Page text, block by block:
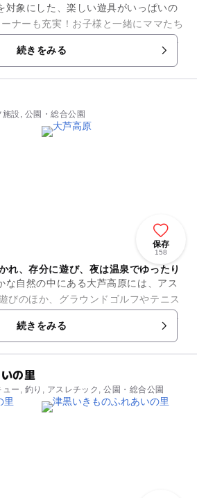
対象にした、楽しい遊具がいっぱいの
ナーも充実！お子様と一緒にママたち
もとれる、くつろぎの空間となってい
続きをみる
設, 公園・総合公園
保存
158
れ、存分に遊び、夜は温泉でゆったり
な自然の中にある大芦高原には、アス
びのほか、グラウンドゴルフやテニス
は奥池湖畔を一望できる露天風呂を備
と...
続きをみる
の里
ー, 釣り, アスレチック, 公園・総合公園